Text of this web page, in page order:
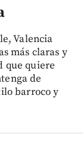
Valencia
más claras y
que quiere
de
barroco y